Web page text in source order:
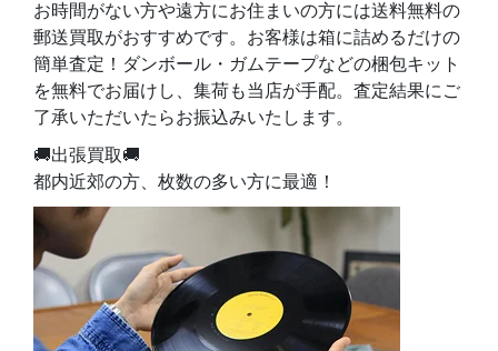
お時間がない方や遠方にお住まいの方には送料無料の
郵送買取がおすすめです。お客様は箱に詰めるだけの
簡単査定！ダンボール・ガムテープなどの梱包キット
を無料でお届けし、集荷も当店が手配。査定結果にご
了承いただいたらお振込みいたします。
🚚出張買取🚚
都内近郊の方、枚数の多い方に最適！